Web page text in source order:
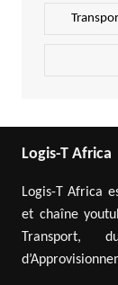
Logis-T Africa
Logis-T Africa
et chaîne
Transport,